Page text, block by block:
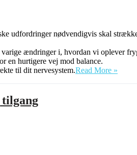
udfordringer nødvendigvis skal
ændringer i, hvordan vi oplever
en hurtigere vej mod balance.
til dit nervesystem.Read More »
tilgang